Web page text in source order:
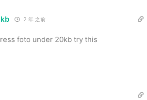
2 年 之前
foto under 20kb try this